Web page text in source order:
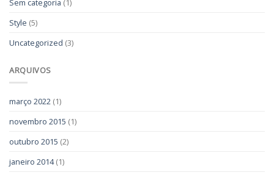
Sem categoria (1)
Style (5)
Uncategorized (3)
ARQUIVOS
março 2022 (1)
novembro 2015 (1)
outubro 2015 (2)
janeiro 2014(1)